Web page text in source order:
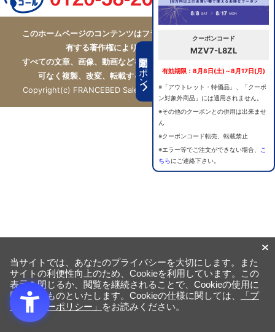
期間限定クーポン
クーポンコード
MZV7-L8ZL
有効期限：8月8日(土)～8月17日(月)
※「アウトレット・特価品」、「クーポ
ン対象外商品」には適用されません。
※その他のクーポンとの併用は出来ませ
ん
※クーポンコード転売、転載禁止
※エラー等でご注文ができない場合、
こ
ちらにご連絡下さい。
このホームページのコンテンツはフランスベッド販売株式会社が
有する著作権により保護されています。
すべての文章、画像、動画などを、私的利用の範囲を超えて、許
可なく複製、改変、転載することは禁じられています。
Copyright(c) FRANCEBED Sales Co., ltd. All Rights Reserved.
当サイトでは、あなたのプライバシーを大切にします。また
サイトの利便性向上のため、Cookieを利用しています。この
表示を閉じるか、閲覧を継続されることで、Cookieの使用に
同意するものといたします。Cookieの仕様に関しては、
「プ
ライバシーポリシー」
をお読みください。